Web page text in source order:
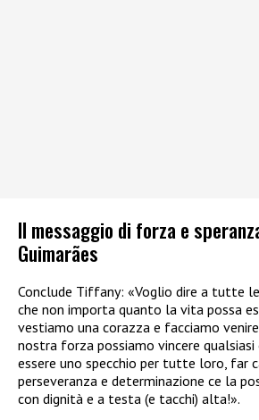
Il messaggio di forza e
Guimarães
Conclude Tiffany: «Voglio dire a tutte
che non importa quanto la vita possa
vestiamo una corazza e facciamo
nostra forza possiamo vincere
essere uno specchio per tutte loro, far
perseveranza e determinazione ce la
con dignità e a testa (e tacchi) alta!».